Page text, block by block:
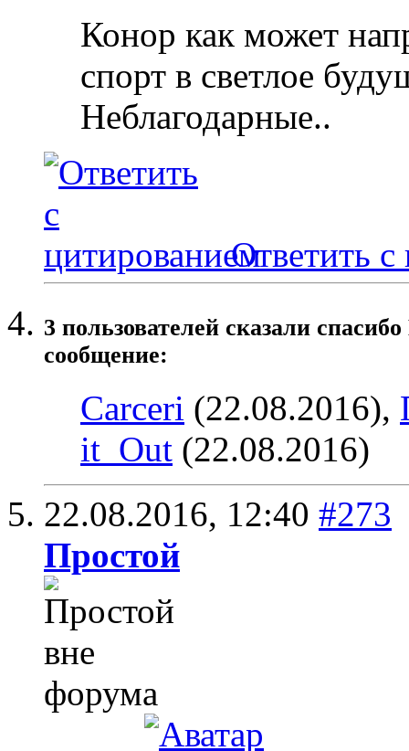
Конор как может
спорт в светлое
Неблагодарные..
Ответить с
3 пользователей сказали
сообщение:
Carceri (22.08.2016),
it_Out (22.08.2016)
22.08.2016, 12:40 #273
Простой